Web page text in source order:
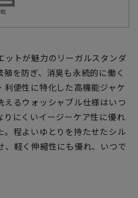
ットが魅力のリーガルスタンダ
を防ぎ、消臭も永続的に働く
便性に特化した高機能ジャケ
えるウォッシャブル仕様はいつ
にくいイージーケア性に優れ
。程よいゆとりを持たせたシル
、軽く伸縮性にも優れ、いつで